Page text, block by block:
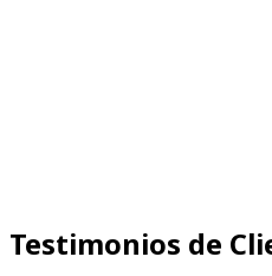
Testimonios de